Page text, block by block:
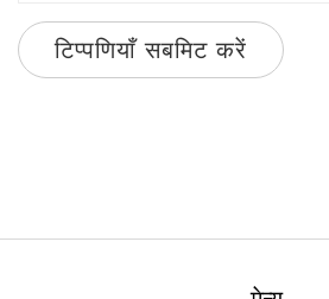
टिप्पणियाँ सबमिट करें